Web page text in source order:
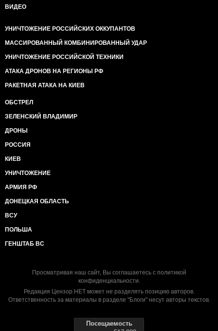
ВИДЕО
УНИЧТОЖЕНИЕ РОССИЙСКИХ ОККУПАНТОВ
МАССИРОВАННЫЙ КОМБИНИРОВАННЫЙ УДАР
УНИЧТОЖЕНИЕ РОССИЙСКОЙ ТЕХНИКИ
АТАКА ДРОНОВ НА РЕГИОНЫ РФ
РАКЕТНАЯ АТАКА НА КИЕВ
ОБСТРЕЛ
ЗЕЛЕНСКИЙ ВЛАДИМИР
ДРОНЫ
РОССИЯ
КИЕВ
УНИЧТОЖЕНИЕ
АРМИЯ РФ
ДОНЕЦКАЯ ОБЛАСТЬ
ВСУ
ПОЛЬША
ГЕНШТАБ ВС
Просматривая наш сайт, Вы соглашаетесь с политикой
конфиденциальности.
Редакция Цензор.НЕТ может не разделять позицию авторов.
Ответственность за материалы в разделе "Блоги" несут авторы текстов.
Посещаемость